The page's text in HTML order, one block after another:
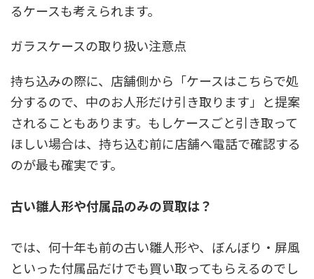
るケースも考えられます。
ガラスケースの取り扱い注意点
持ち込みの際に、店舗側から「ケースはこちらで処
分するので、中のお人形だけ引き取ります」と提案
されることもあります。もしケースごと引き取って
ほしい場合は、持ち込む前に店舗へ電話で確認する
のが最も確実です。
古い雛人形や付属品のみの買取は？
では、何十年も前の古い雛人形や、ぼんぼり・屏風
といった付属品だけでも買い取ってもらえるのでし